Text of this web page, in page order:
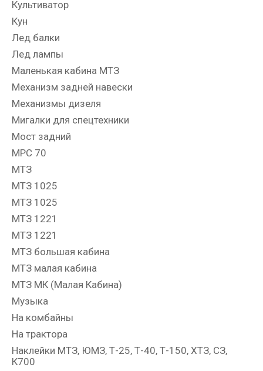
Культиватор
Кун
Лед балки
Лед лампы
Маленькая кабина МТЗ
Механизм задней навески
Механизмы дизеля
Мигалки для спецтехники
Мост задний
МРС 70
МТЗ
МТЗ 1025
МТЗ 1025
МТЗ 1221
МТЗ 1221
МТЗ большая кабина
МТЗ малая кабина
МТЗ МК (Малая Кабина)
Музыка
На комбайны
На трактора
Наклейки МТЗ, ЮМЗ, Т-25, Т-40, Т-150, ХТЗ, СЗ,
К700